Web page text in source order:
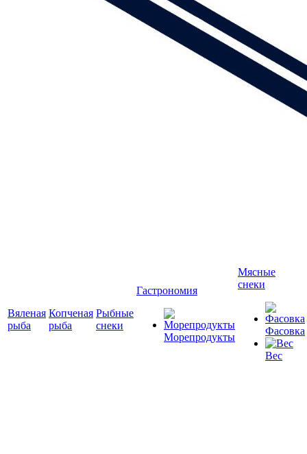
Вяленая
рыба
Копченая
рыба
Рыбные
снеки
Гастрономия
Морепродукты
Мясные
снеки
Фасовка
Вес